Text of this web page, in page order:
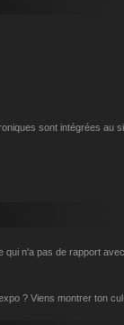
sont intégrées au
qui n'a pas de rapport
? Viens montrer ton